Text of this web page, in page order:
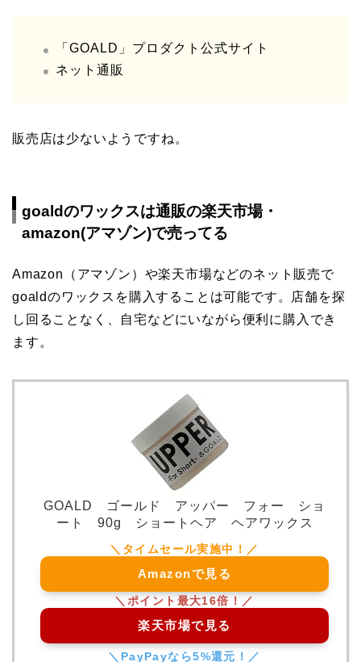
「GOALD」プロダクト公式サイト
ネット通販
販売店は少ないようですね。
goaldのワックスは通販の楽天市場・
amazon(アマゾン)で売ってる
Amazon（アマゾン）や楽天市場などのネット販売で
goaldのワックスを購入することは可能です。店舗を探
し回ることなく、自宅などにいながら便利に購入でき
ます。
GOALD ゴールド アッパー フォー ショ
ート 90g ショートヘア ヘアワックス
Amazonで見る
楽天市場で見る